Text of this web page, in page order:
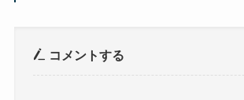
コメントする